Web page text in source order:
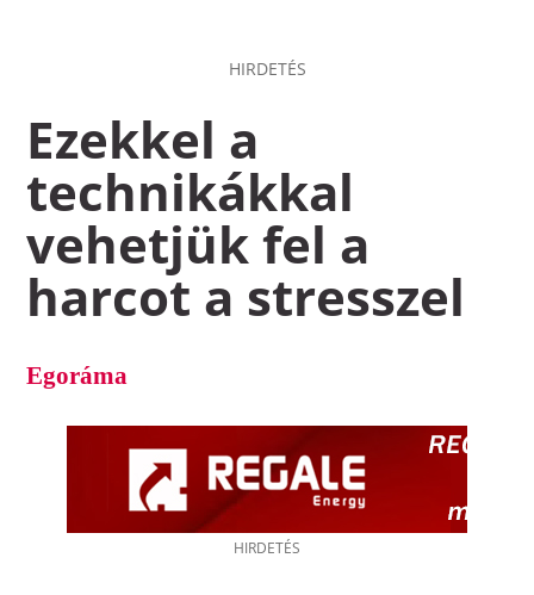
HIRDETÉS
Ezekkel a
technikákkal
vehetjük fel a
harcot a stresszel
Egoráma